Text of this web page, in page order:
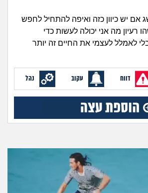
בית, שכנים ושותפים
שומרים על הגוף
פיננסי וכלכלה
חיות מחמד
יוקר המחיה
אם יש כיוון כזה ואיפה להתחיל לחפש
רעיון מה אני יכולה לעשות כדי
לאמלל לעצמי את החיים זה יותר
דווח עקוב נהל